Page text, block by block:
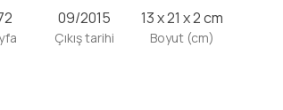
09/2015
Çıkış tarihi
13 x 21 x 2 cm
Boyut (cm)